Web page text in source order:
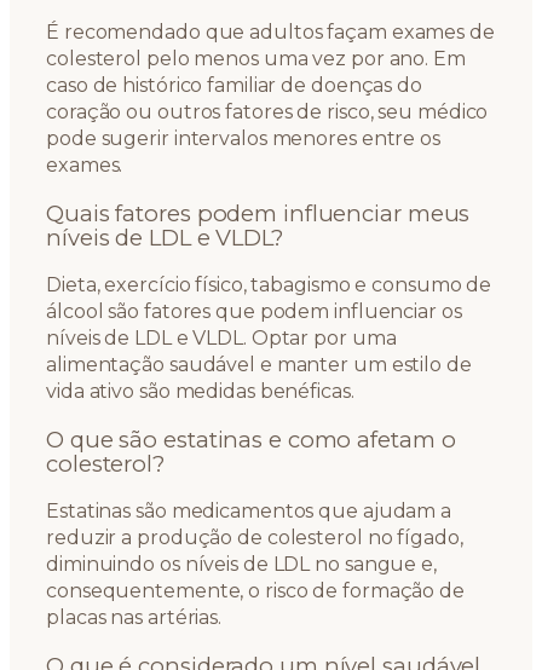
É recomendado que adultos façam exames de
colesterol pelo menos uma vez por ano. Em
caso de histórico familiar de doenças do
coração ou outros fatores de risco, seu médico
pode sugerir intervalos menores entre os
exames.
Quais fatores podem influenciar meus
níveis de LDL e VLDL?
Dieta, exercício físico, tabagismo e consumo de
álcool são fatores que podem influenciar os
níveis de LDL e VLDL. Optar por uma
alimentação saudável e manter um estilo de
vida ativo são medidas benéficas.
O que são estatinas e como afetam o
colesterol?
Estatinas são medicamentos que ajudam a
reduzir a produção de colesterol no fígado,
diminuindo os níveis de LDL no sangue e,
consequentemente, o risco de formação de
placas nas artérias.